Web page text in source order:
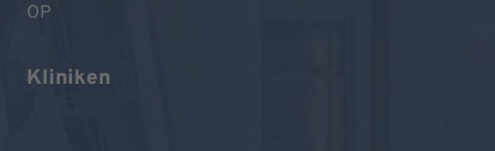
OP
Kliniken